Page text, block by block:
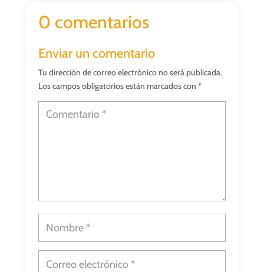
0 comentarios
Enviar un comentario
Tu dirección de correo electrónico no será publicada.
Los campos obligatorios están marcados con *